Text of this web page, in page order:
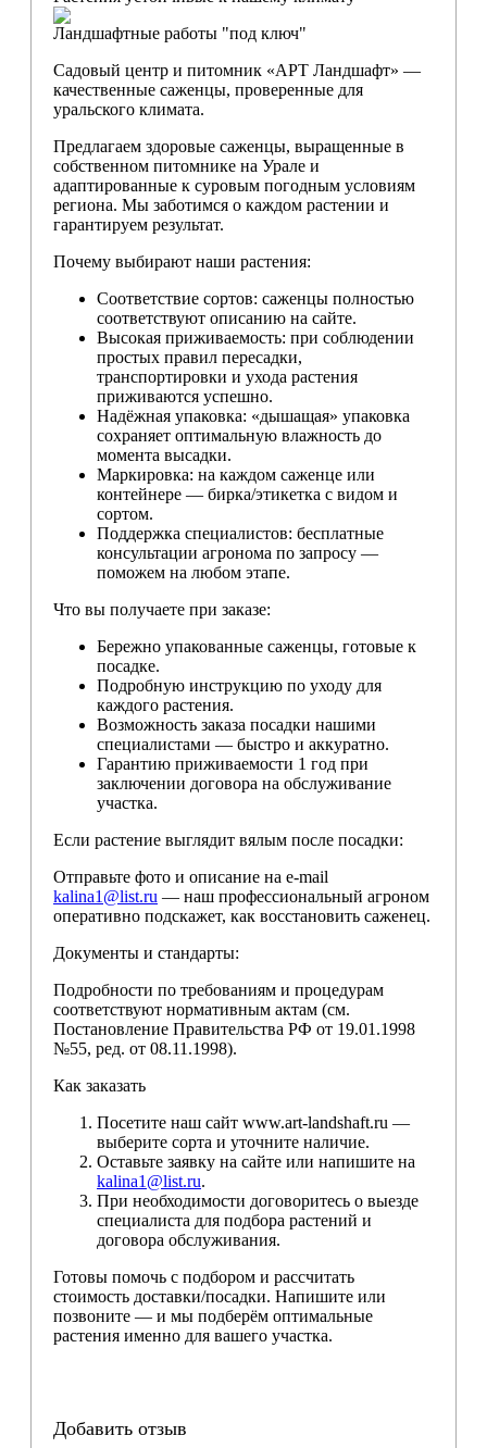
Ландшафтные работы "под ключ"
Садовый центр и питомник «АРТ Ландшафт» —
качественные саженцы, проверенные для
уральского климата.
Предлагаем здоровые саженцы, выращенные в
собственном питомнике на Урале и
адаптированные к суровым погодным условиям
региона. Мы заботимся о каждом растении и
гарантируем результат.
Почему выбирают наши растения:
Соответствие сортов: саженцы полностью
соответствуют описанию на сайте.
Высокая приживаемость: при соблюдении
простых правил пересадки,
транспортировки и ухода растения
приживаются успешно.
Надёжная упаковка: «дышащая» упаковка
сохраняет оптимальную влажность до
момента высадки.
Маркировка: на каждом саженце или
контейнере — бирка/этикетка с видом и
сортом.
Поддержка специалистов: бесплатные
консультации агронома по запросу —
поможем на любом этапе.
Что вы получаете при заказе:
Бережно упакованные саженцы, готовые к
посадке.
Подробную инструкцию по уходу для
каждого растения.
Возможность заказа посадки нашими
специалистами — быстро и аккуратно.
Гарантию приживаемости 1 год при
заключении договора на обслуживание
участка.
Если растение выглядит вялым после посадки:
Отправьте фото и описание на e-mail
kalina1@list.ru — наш профессиональный агроном
оперативно подскажет, как восстановить саженец.
Документы и стандарты:
Подробности по требованиям и процедурам
соответствуют нормативным актам (см.
Постановление Правительства РФ от 19.01.1998
№55, ред. от 08.11.1998).
Как заказать
Посетите наш сайт www.art-landshaft.ru —
выберите сорта и уточните наличие.
Оставьте заявку на сайте или напишите на
kalina1@list.ru.
При необходимости договоритесь о выезде
специалиста для подбора растений и
договора обслуживания.
Готовы помочь с подбором и рассчитать
стоимость доставки/посадки. Напишите или
позвоните — и мы подберём оптимальные
растения именно для вашего участка.
Добавить отзыв